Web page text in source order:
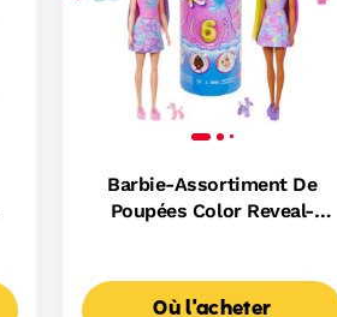
Barbie-Assortiment De
Poupées Color Reveal-
Où l'acheter